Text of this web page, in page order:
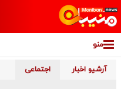
منو
آرشیو اخبار اجتماعی